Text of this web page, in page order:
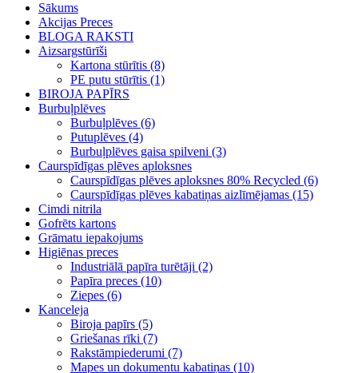
Sākums
Akcijas Preces
BLOGA RAKSTI
Aizsargstūrīši
Kartona stūrītis (8)
PE putu stūrītis (1)
BIROJA PAPĪRS
Burbuļplēves
Burbuļplēves (6)
Putuplēves (4)
Burbuļplēves gaisa spilveni (3)
Caurspīdīgas plēves aploksnes
Caurspīdīgas plēves aploksnes 80% Recycled (6)
Caurspīdīgas plēves kabatiņas aizlīmējamas (15)
Cimdi nitrila
Gofrēts kartons
Grāmatu iepakojums
Higiēnas preces
Industriālā papīra turētāji (2)
Papīra preces (10)
Ziepes (6)
Kanceleja
Biroja papīrs (5)
Griešanas rīki (7)
Rakstāmpiederumi (7)
Mapes un dokumentu kabatiņas (10)